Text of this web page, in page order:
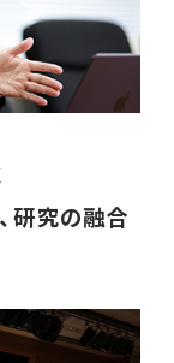
研究の融合